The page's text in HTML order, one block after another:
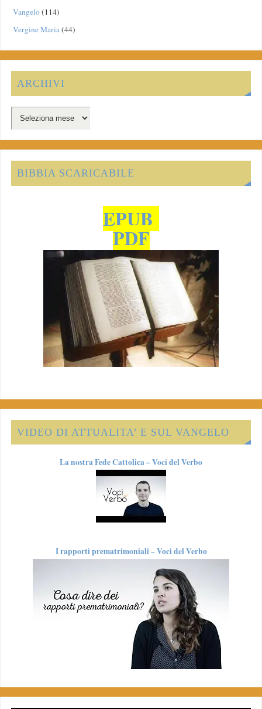
Vangelo(114)
Vergine Maria(44)
ARCHIVI
BIBBIA SCARICABILE
EPUB
PDF
VIDEO DI ATTUALITA’ E SUL VANGELO
La nostra Fede Cattolica – Voci del Verbo
I rapporti prematrimoniali – Voci del Verbo